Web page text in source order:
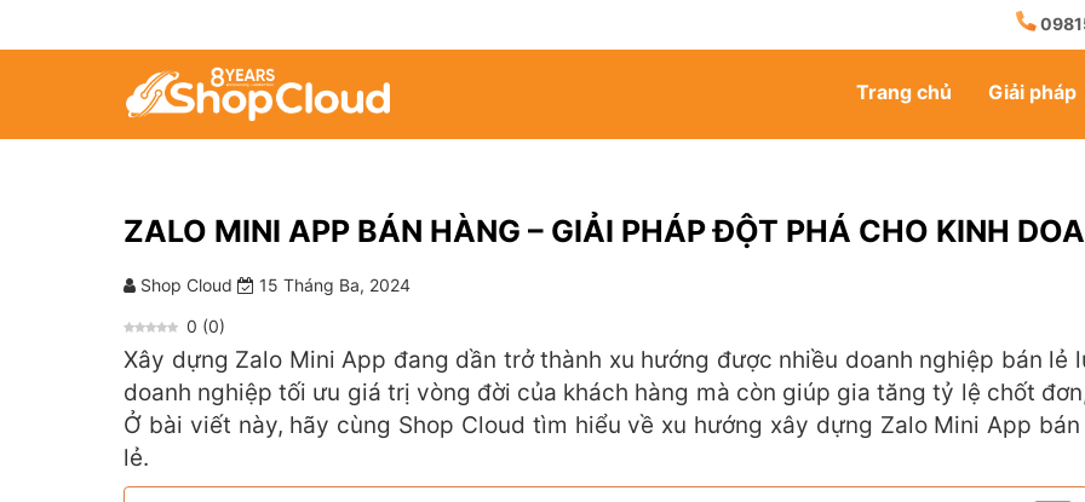
Trang chủ Giải pháp
ZALO MINI APP BÁN HÀNG – GIẢI PHÁP ĐỘT PHÁ CHO KINH
Shop Cloud
15 Tháng Ba, 2024
0 (0)
Xây dựng Zalo Mini App đang dần trở thành xu hướng được nhiều doanh nghiệp bán lẻ
doanh nghiệp tối ưu giá trị vòng đời của khách hàng mà còn giúp gia tăng tỷ lệ chốt
Ở bài viết này, hãy cùng Shop Cloud tìm hiểu về xu hướng xây dựng Zalo Mini App
lẻ.